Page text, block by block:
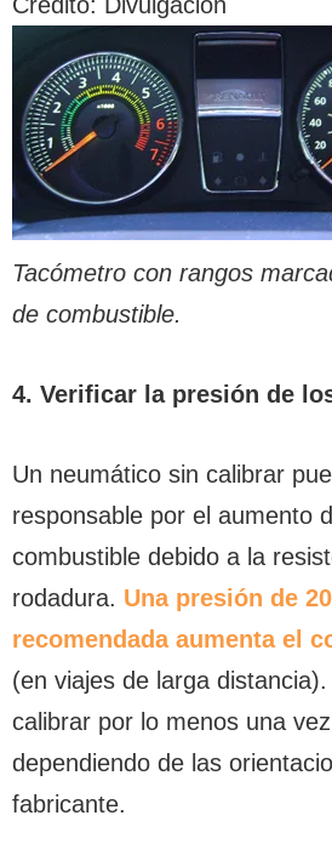
Tacómetro con rangos
de combustible.
4. Verificar la presión de
Un neumático sin calibrar
responsable por el aumento
combustible debido a la
rodadura. Una presión de
recomendada aumenta el
(en viajes de larga
calibrar por lo menos una
dependiendo de las
fabricante.